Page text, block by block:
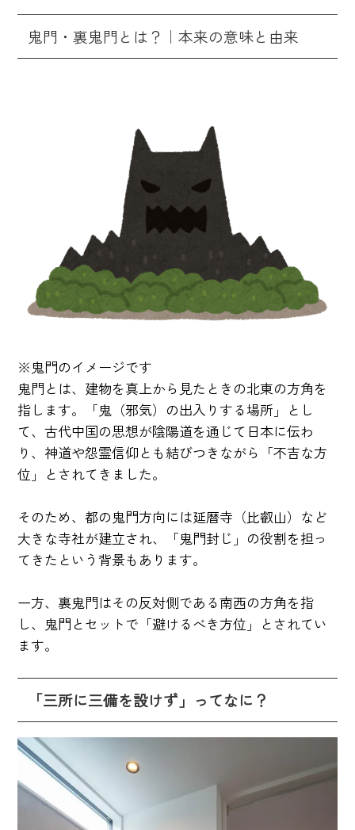
鬼門・裏鬼門とは？｜本来の意味と由来
※鬼門のイメージです
鬼門とは、建物を真上から見たときの北東の方角を
指します。「鬼（邪気）の出入りする場所」とし
て、古代中国の思想が陰陽道を通じて日本に伝わ
り、神道や怨霊信仰とも結びつきながら「不吉な方
位」とされてきました。
そのため、都の鬼門方向には延暦寺（比叡山）など
大きな寺社が建立され、「鬼門封じ」の役割を担っ
てきたという背景もあります。
一方、裏鬼門はその反対側である南西の方角を指
し、鬼門とセットで「避けるべき方位」とされてい
ます。
「三所に三備を設けず」ってなに？